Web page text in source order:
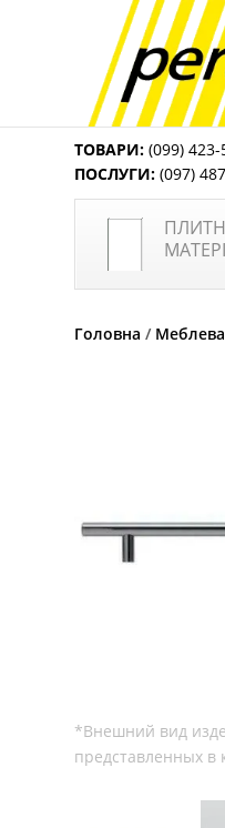
ТОВАРИ: (099)
ПОСЛУГИ: (097)
Головна /